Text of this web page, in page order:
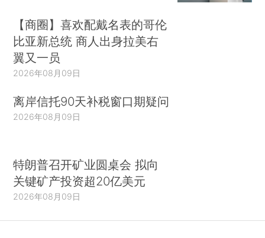
【商圈】喜欢配戴名表的哥伦
比亚新总统 商人出身拉美右
翼又一员
2026年08月09日
离岸信托90天补税窗口期疑问
2026年08月09日
特朗普召开矿业圆桌会 拟向
关键矿产投资超20亿美元
2026年08月09日